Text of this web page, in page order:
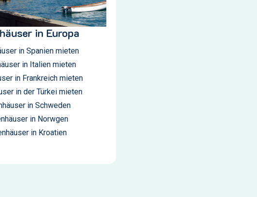
in Europa
in Spanien mieten
in Italien mieten
in Frankreich mieten
in der Türkei mieten
in Schweden
in Norwgen
in Kroatien